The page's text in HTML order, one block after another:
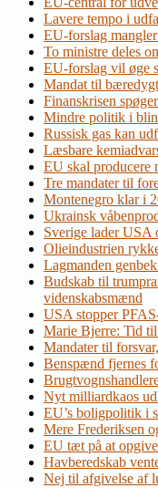
Lavere tempo i
EU-forslag
To ministre deles
EU-forslag vil øge
Mandat til
Finanskrisen
Mindre politik i
Russisk gas kan
Læsbare
EU skal producere
Tre mandater til
Montenegro klar i
Ukrainsk
Sverige lader
Olieindustrien
Lagmanden
Budskab til
videnskabsmænd
USA stopper
Marie Bjerre: Tid
Mandater til
Benspænd fjernes
Nyt milliardkaos
EU’s boligpolitik i
Mere Frederiksen
EU tæt på at
Havberedskab
Nej til afgivelse af